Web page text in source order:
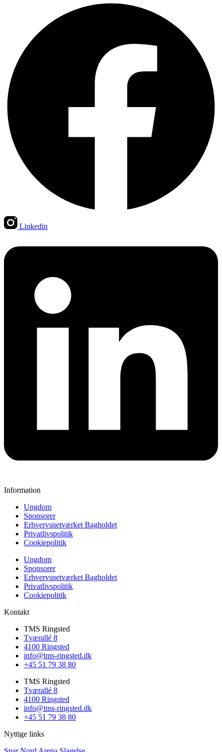
Linkedin
Information
Ungdom
Sponsorer
Erhvervsnetværket Bagholdet
Privatlivspolitik
Cookiepolitik
Ungdom
Sponsorer
Erhvervsnetværket Bagholdet
Privatlivspolitik
Cookiepolitik
Kontakt
TMS Ringsted
Tværallé 8
4100 Ringsted
info@tms-ringsted.dk
+45 51 79 38 80
TMS Ringsted
Tværallé 8
4100 Ringsted
info@tms-ringsted.dk
+45 51 79 38 80
Nyttige links